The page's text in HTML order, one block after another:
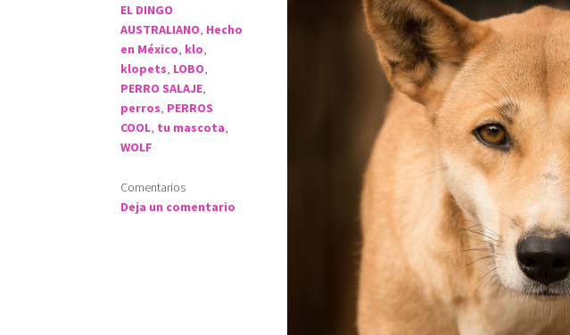
EL DINGO
AUSTRALIANO, Hecho
en México, klo,
klopets, LOBO,
PERRO SALAJE,
perros, PERROS
COOL, tu mascota,
WOLF
Comentarios
Deja un comentario